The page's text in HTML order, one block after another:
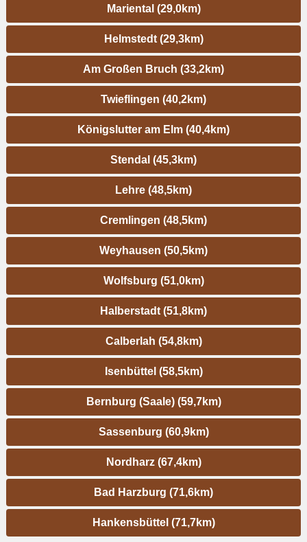
Mariental (29,0km)
Helmstedt (29,3km)
Am Großen Bruch (33,2km)
Twieflingen (40,2km)
Königslutter am Elm (40,4km)
Stendal (45,3km)
Lehre (48,5km)
Cremlingen (48,5km)
Weyhausen (50,5km)
Wolfsburg (51,0km)
Halberstadt (51,8km)
Calberlah (54,8km)
Isenbüttel (58,5km)
Bernburg (Saale) (59,7km)
Sassenburg (60,9km)
Nordharz (67,4km)
Bad Harzburg (71,6km)
Hankensbüttel (71,7km)